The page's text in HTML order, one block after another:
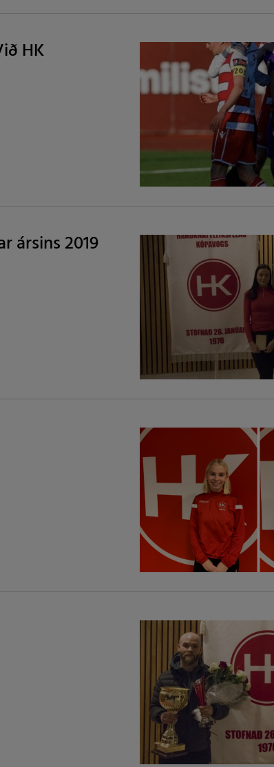
HK
ársins 2019